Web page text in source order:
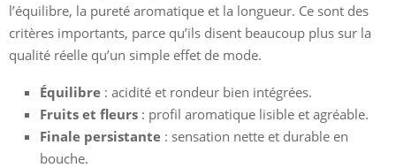
l’équilibre, la pureté aromatique et la longueur. Ce sont des
critères importants, parce qu’ils disent beaucoup plus sur la
qualité réelle qu’un simple effet de mode.
Équilibre : acidité et rondeur bien intégrées.
Fruits et fleurs : profil aromatique lisible et agréable.
Finale persistante : sensation nette et durable en
bouche.